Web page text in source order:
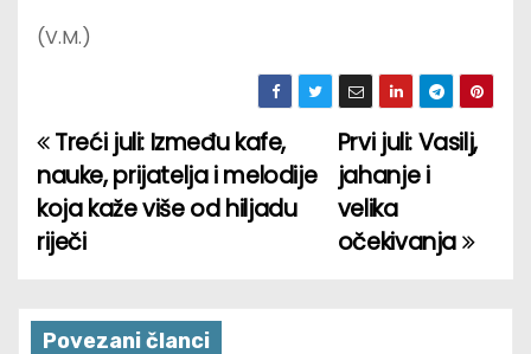
(V.M.)
P
o
s
Prvi juli: Vasilj,
jahanje i
velika
očekivanja
Treći juli: Između kafe,
nauke, prijatelja i melodije
koja kaže više od hiljadu
riječi
Povezani članci